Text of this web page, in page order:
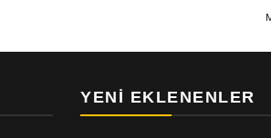
YENI EKLENENLER